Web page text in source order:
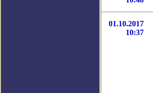
01.10.2017
10:37